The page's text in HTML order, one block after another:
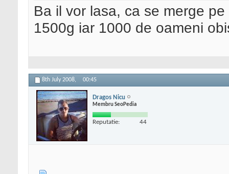
Ba il vor lasa, ca se merge
1500g iar 1000 de oameni
8th July 2008, 00:45
Dragos Nicu
Membru SeoPedia
Reputatie: 44